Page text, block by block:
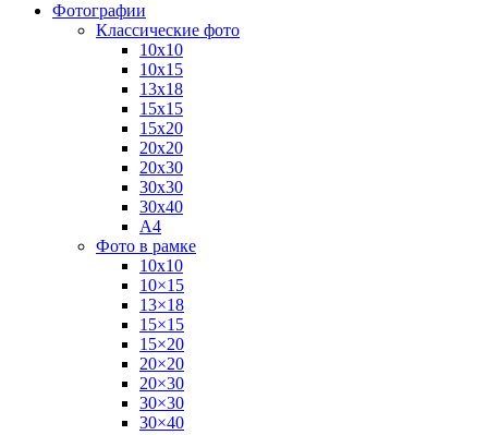
Фотографии
Классические фото
10х10
10х15
13х18
15х15
15х20
20х20
20х30
30х30
30х40
А4
Фото в рамке
10х10
10×15
13×18
15×15
15×20
20×20
20×30
30×30
30×40